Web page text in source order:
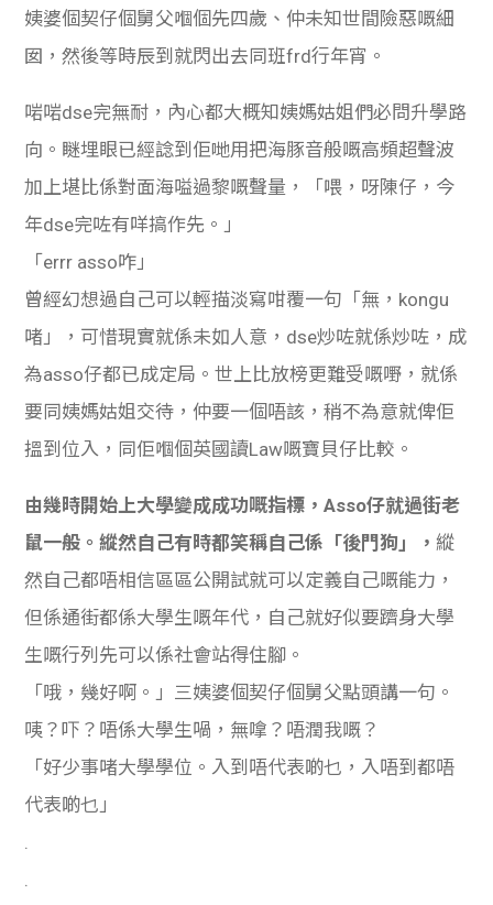
私人
貸款
計數
Gui
理財
Gui
學生
貸款
101
姨婆個契仔個舅父嗰個先四歲、仲未知世間險惡嘅細
啱啱dse完無耐，內心都大概知姨媽姑姐們必問升學路
向。瞇埋眼已經諗到佢哋用把海豚音般嘅高頻超聲波
加上堪比係對面海嗌過黎嘅聲量，「喂，呀陳仔，今
年dse完咗有咩搞作先。」
「errr asso咋」
曾經幻想過自己可以輕描淡寫咁覆一句「無，kongu
啫」，可惜現實就係未如人意，dse炒咗就係炒咗，成
為asso仔都已成定局。世上比放榜更難受嘅嘢，就係
要同姨媽姑姐交待，仲要一個唔該，稍不為意就俾佢
搵到位入，同佢嗰個英國讀Law嘅寶貝仔比較。
由幾時開始上大學變成成功嘅指標，Asso仔就過街老
鼠一般。縱然自己有時都笑稱自己係「後門狗」，縱
然自己都唔相信區區公開試就可以定義自己嘅能力，
但係通街都係大學生嘅年代，自己就好似要躋身大學
生嘅行列先可以係社會站得住腳。
「哦，幾好啊。」 三姨婆個契仔個舅父點頭講一句。
咦？吓？唔係大學生喎，無嗱？唔潤我嘅？
「好少事啫大學學位。入到唔代表啲乜，入唔到都唔
代表啲乜」